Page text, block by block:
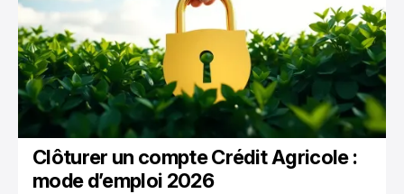
Clôturer un compte Crédit Agricole :
mode d’emploi 2026